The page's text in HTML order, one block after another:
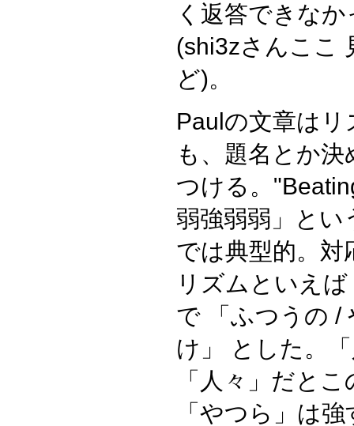
く返答できな
(shi3zさんここ
ど)。
Paulの文章は
も、題名とか
つける。
弱強弱弱」とい
では典型的。対
リズムといえ
で 「ふつうの /
け」 とした。
「人々」だと
「やつら」は